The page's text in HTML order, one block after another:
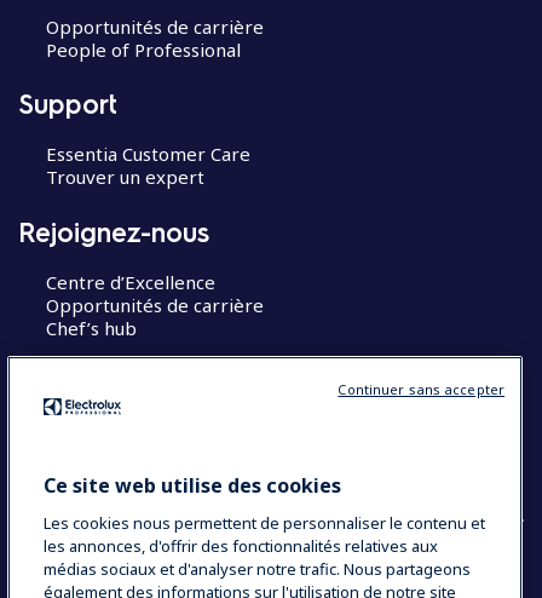
Opportunités de carrière
People of Professional
Support
Essentia Customer Care
Trouver un expert
Rejoignez-nous
Centre d’Excellence
Opportunités de carrière
Chef’s hub
COUNTRY AND LANGUAGE
Ce site web utilise des cookies
Les cookies nous permettent de personnaliser le contenu et
les annonces, d'offrir des fonctionnalités relatives aux
médias sociaux et d'analyser notre trafic. Nous partageons
également des informations sur l'utilisation de notre site
Continuer sans accepter